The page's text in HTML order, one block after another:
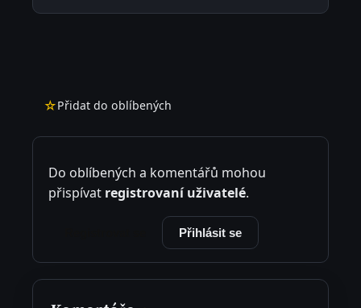
☆Přidat do oblíbených
Do oblíbených a komentářů mohou
přispívat registrovaní uživatelé.
Přihlásit se